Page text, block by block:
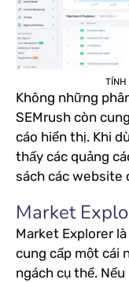
TÍNH
Không những
SEMrush còn
cáo hiển thị. Khi
thấy các quảng
sách các website
Market
Market Explorer
cung cấp một cái
ngách cụ thể.